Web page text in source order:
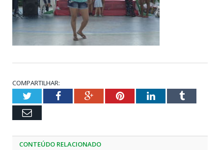
COMPARTILHAR:
TwitterFacebookGoogle+PinterestLinkedInTumblr
Email
CONTEÚDO RELACIONADO